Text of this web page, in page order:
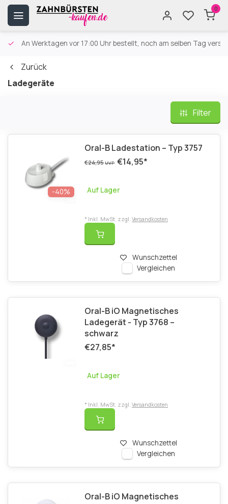
0
An Werktagen vor 17:00 Uhr bestellt, noch am selben Tag
Zurück
Ladegeräte
Filter
-40%
Oral-B Ladestation – Typ 3757
€24,95UVP €14,95*
Auf Lager
Wunschzettel
Vergleichen
* Inkl. MwSt. zzgl. Versandkosten
Oral-B iO Magnetisches
Ladegerät - Typ 3768 –
schwarz
€27,85*
Auf Lager
Wunschzettel
Vergleichen
* Inkl. MwSt. zzgl. Versandkosten
Oral-B iO Magnetisches